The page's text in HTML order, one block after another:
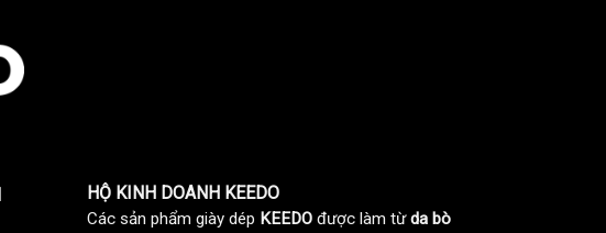
HỘ KINH DOANH KEEDO
Các sản phẩm giày dép KEEDO được làm từda bò